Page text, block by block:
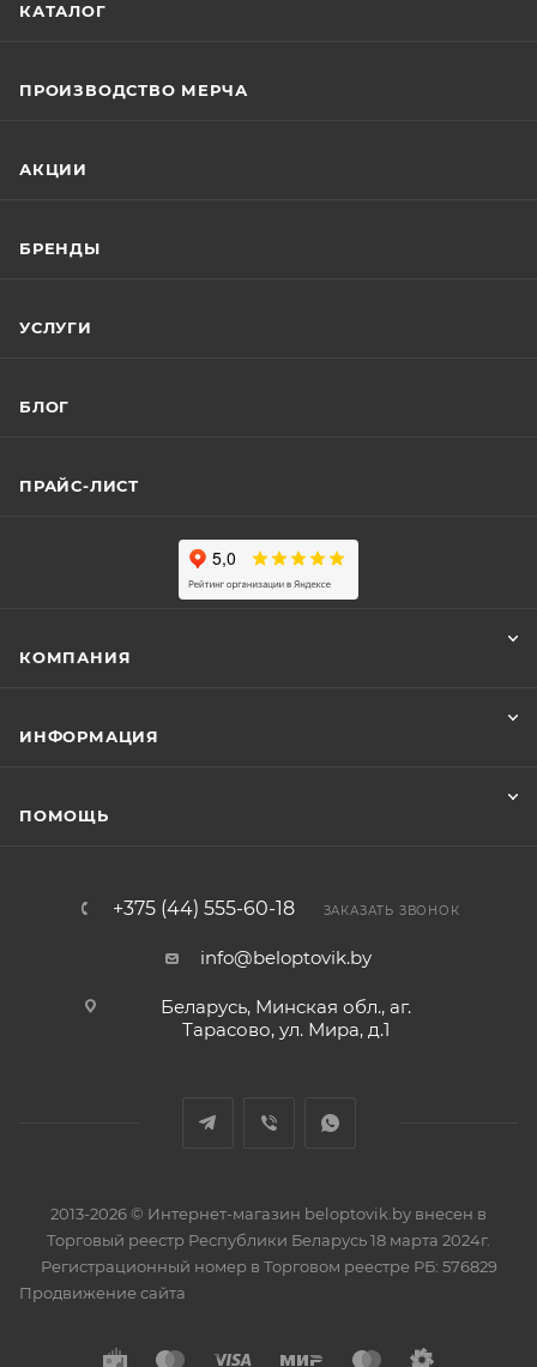
КАТАЛОГ
ПРОИЗВОДСТВО МЕРЧА
АКЦИИ
БРЕНДЫ
УСЛУГИ
БЛОГ
ПРАЙС-ЛИСТ
КОМПАНИЯ
ИНФОРМАЦИЯ
ПОМОЩЬ
+375 (44) 555-60-18 ЗАКАЗАТЬ ЗВОНОК
info@beloptovik.by
Беларусь, Минская обл., аг.
Тарасово, ул. Мира, д.1
2013-2026 © Интернет-магазин beloptovik.by внесен в
Торговый реестр Республики Беларусь 18 марта 2024г.
Регистрационный номер в Торговом реестре РБ: 576829
Продвижение сайта